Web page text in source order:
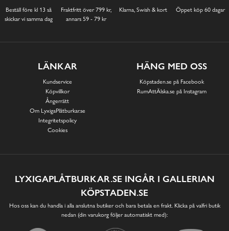
Beställ före kl 13 så
skickar vi samma dag
Fraktfritt över 799 kr,
annars 59 - 79 kr
Klarna, Swish & kort Öppet köp 60 dagar
LÄNKAR
Kundservice
Köpvillkor
Ångerrätt
Om LyxigaPlåtburkar.se
Integritetspolicy
Cookies
HÄNG MED OSS
Köpstaden.se på Facebook
RumAttÄlska.se på Instagram
LYXIGAPLÅTBURKAR.SE INGÅR I GALLERIAN
KÖPSTADEN.SE
Hos oss kan du handla i alla anslutna butiker och bara betala en frakt. Klicka på valfri butik
nedan (din varukorg följer automatiskt med):